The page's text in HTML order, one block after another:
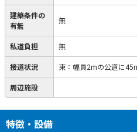
建築条件の
有無
無
私道負担 無
接道状況 東：幅員2mの公道に
周辺施設
特徴・設備